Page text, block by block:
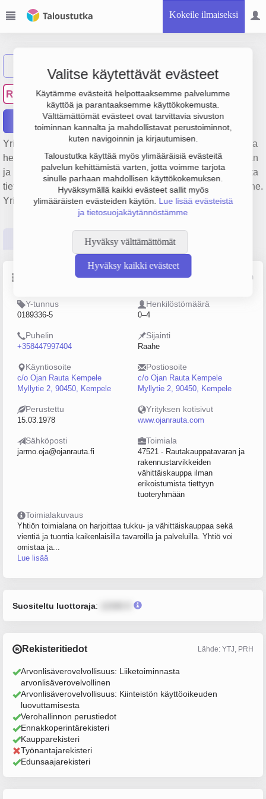
Kokeile ilmaiseksi
Valitse käytettävät evästeet
Käytämme evästeitä helpottaaksemme palvelumme
käyttöä ja parantaaksemme käyttökokemusta.
Välttämättömät evästeet ovat tarvittavia sivuston
toiminnan kannalta ja mahdollistavat perustoiminnot,
kuten navigoinnin ja kirjautumisen.
Taloustutka käyttää myös ylimääräisiä evästeitä
palvelun kehittämistä varten, jotta voimme tarjota
sinulle parhaan mahdollisen käyttökokemuksen.
Hyväksymällä kaikki evästeet sallit myös
ylimääräisten evästeiden käytön. Lue lisää evästeistä
ja tietosuojakäytännöstämme
Hyväksy välttämättömät
Hyväksy kaikki evästeet
RR Raahen Rautakauppa Oy
Raportit
Yrityksen Raahen Rautakauppa Oy liiketulos on 2.1 milj. € ja
henkilöstömäärä 1. Sen päätoimiala on Rautakauppatavaran
ja rakennustarvikkeiden vähittäiskauppa ilman erikoistumista
tiettyyn tuoteryhmään, perustamisvuosi 1978 ja sijainti Raahe.
Yrityksen yhtiömuoto Osakeyhtiö (OY).
Tilinpäätösluvut Päättäjätiedot
Lähde: YTJ, PRH, Traficom
Y-tunnus
0189336-5
Henkilöstömäärä
0–4
Puhelin
+358447997404
Sijainti
Raahe
Käyntiosoite
c/o Ojan Rauta Kempele
Myllytie 2, 90450, Kempele
Postiosoite
c/o Ojan Rauta Kempele
Myllytie 2, 90450, Kempele
Perustettu
15.03.1978
Yrityksen kotisivut
www.ojanrauta.com
Sähköposti
jarmo.oja@ojanrauta.fi
Toimiala
47521 - Rautakauppatavaran ja
rakennustarvikkeiden
vähittäiskauppa ilman
erikoistumista tiettyyn
tuoteryhmään
Toimialakuvaus
Yhtiön toimialana on harjoittaa tukku- ja vähittäiskauppaa sekä
vientiä ja tuontia kaikenlaisilla tavaroilla ja palveluilla. Yhtiö voi
omistaa ja...
Lue lisää
Suositeltu luottoraja:
Rekisteritiedot Lähde: YTJ, PRH
Arvonlisäverovelvollisuus: Liiketoiminnasta
arvonlisäverovelvollinen
Arvonlisäverovelvollisuus: Kiinteistön käyttöoikeuden
luovuttamisesta
Verohallinnon perustiedot
Ennakkoperintärekisteri
Kaupparekisteri
Työnantajarekisteri
Edunsaajarekisteri